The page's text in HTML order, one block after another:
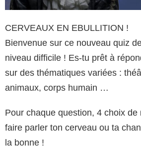
CERVEAUX EN EBULLITION !
Bienvenue sur ce nouveau quiz
niveau difficile ! Es-tu prêt à
sur des thématiques variées :
animaux, corps humain …
Pour chaque question, 4 choix de
faire parler ton cerveau ou ta
la bonne !